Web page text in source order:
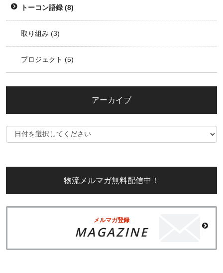
トーコン語録 (8)
取り組み (3)
プロジェクト (5)
アーカイブ
物流メルマガ無料配信中！
メルマガ登録
MAGAZINE